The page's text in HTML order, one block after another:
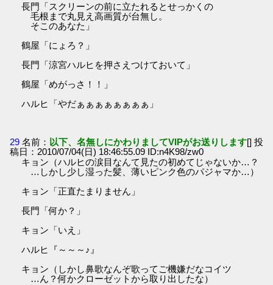
長門「スクリーンの前に立たれるとせっかくの
毛根まで丸見え高画質が台無し。
そこのあなた」
鶴屋「にょろ？」
長門「涼宮ハルヒを押さえつけておいて」
鶴屋「めがっさ！！」
ハルヒ「やだぁぁぁぁぁぁぁぁ」
29 名前： 以下、名無しにかわりましてVIPがお送りします[] 投
稿日：2010/07/04(日) 18:46:55.09 ID:n4K98/zw0
キョン（ハルヒの涙目なんて見たの初めてじゃないか…？
…しかし少し湿った髪、薄いピンク色のパジャマか…）
キョン「正直たまりません」
長門「何か？」
キョン「いえ」
ハルヒ『～～～♪』
キョン（しかし鼻歌なんぞ歌ってご機嫌だなコイツ
…ん？何かクローゼットから取り出したな）